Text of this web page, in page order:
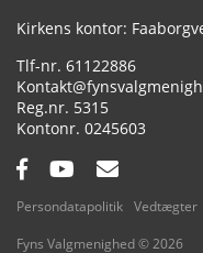
Adresse:
Kirkens kontor:
Tlf.:
61122886
Email:
Reg.nr.:
5315
Kontonummer:
0245603
Facebook:
YouTube:
Email:
Fyns Valgmenighed © 2026
Persondatapolitik Vedtægter